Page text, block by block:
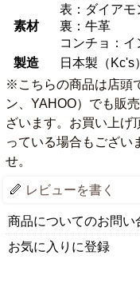
素材
表：ダイアモ
裏：牛革
コンチョ：イ
製造
日本製（Kc's）
※こちらの商品は店頭
ン、YAHOO）でも販
ざいます。お買い上げ
っている場合もござい
せ。
レビューを書く
商品についてのお問い
お気に入りに登録